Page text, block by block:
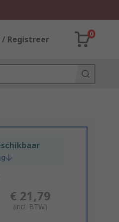
Registreer
0
€ 21,79
(incl. BTW)